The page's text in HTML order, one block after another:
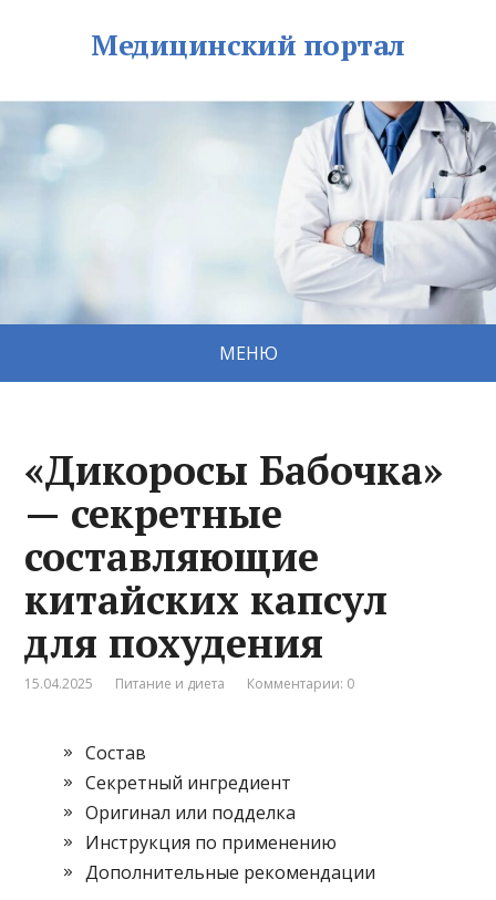
Медицинский портал
МЕНЮ
«Дикоросы Бабочка»
— секретные
составляющие
китайских капсул
для похудения
15.04.2025 Питание и диета Комментарии: 0
Состав
Секретный ингредиент
Оригинал или подделка
Инструкция по применению
Дополнительные рекомендации